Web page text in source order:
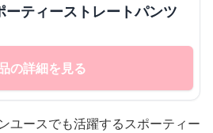
ティーストレートパンツ
の詳細を見る
ユースでも活躍するスポーティー